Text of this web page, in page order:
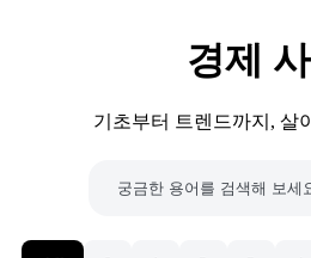
경제
기초부터 트렌드까지, 살